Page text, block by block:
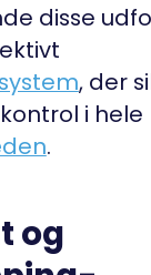
disse
, der
i hele
.
og